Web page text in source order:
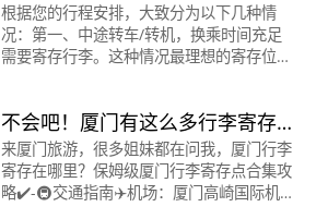
根据您的行程安排，大致分为以下几种情
况：第一、中途转车/转机，换乘时间充足
需要寄存行李。这种情况最理想的寄存位置
后，需要寄存。
不会吧！厦门有这么多行李寄存
点还不知道❓
来厦门旅游，很多姐妹都在问我，厦门行李
寄存在哪里？保姆级厦门行李寄存点合集攻
略✔️-🚇交通指南✈️机场：厦门高崎国际机